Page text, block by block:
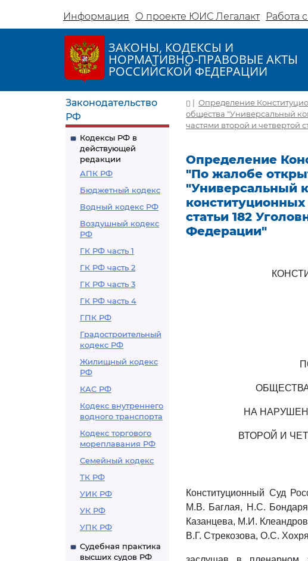
Информация О проекте ЮИС Легалакт Работа
ЗАКОНЫ, КОДЕКСЫ И
НОРМАТИВНО-ПРАВОВЫЕ АКТЫ
РОССИЙСКОЙ ФЕДЕРАЦИИ
Законодательство
РФ
Кодексы РФ в
действующей
редакции
АПК РФ
Бюджетный кодекс
Водный кодекс РФ
Воздушный кодекс
РФ
ГК РФ часть 1
ГК РФ часть 2
ГК РФ часть 3
ГК РФ часть 4
ГПК РФ
Градостроительный
кодекс РФ
Жилищный кодекс
РФ
КАС РФ
Кодекс внутреннего
водного транспорта
Кодекс торгового
мореплавания РФ
Семейный кодекс
ТК РФ
УИК РФ
УК РФ
УПК РФ
Судебная практика
высших судов РФ
| Определение
общества "Универсальный
частями второй и четвертой
Определение
"По жалобе
"Универсальный
статьи 182
Федерации"
НА
ВТОРОЙ И
Конституционный Суд
М.В. Баглая, Н.С.
Казанцева, М.И.
В.Г. Стрекозова, О.С.